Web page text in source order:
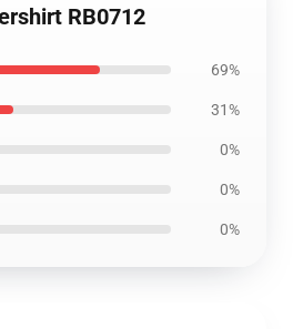
RB0712
69%
31%
0%
0%
0%